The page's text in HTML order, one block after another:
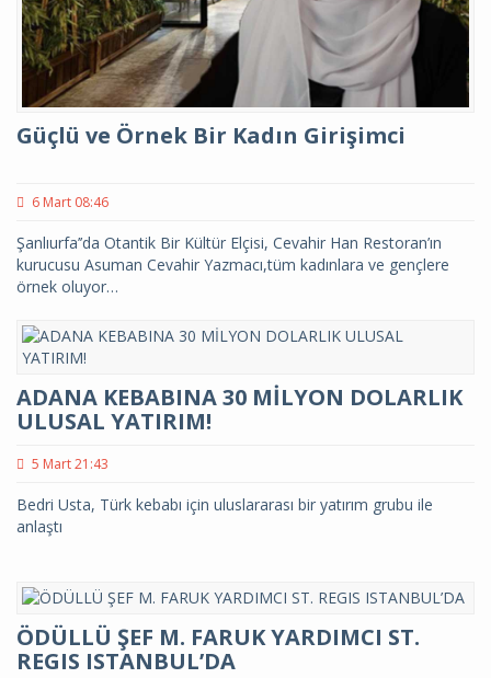
Güçlü ve Örnek Bir Kadın Girişimci
6 Mart 08:46
Şanlıurfa’’da Otantik Bir Kültür Elçisi, Cevahir Han Restoran’ın
kurucusu Asuman Cevahir Yazmacı,tüm kadınlara ve gençlere
örnek oluyor…
ADANA KEBABINA 30 MİLYON DOLARLIK
ULUSAL YATIRIM!
5 Mart 21:43
Bedri Usta, Türk kebabı için uluslararası bir yatırım grubu ile
anlaştı
ÖDÜLLÜ ŞEF M. FARUK YARDIMCI ST.
REGIS ISTANBUL’DA